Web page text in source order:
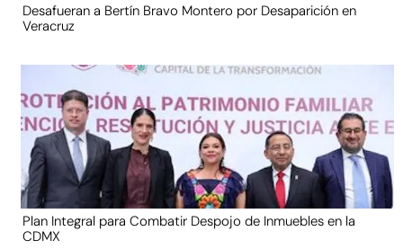
Desafueran a Bertín Bravo Montero por Desaparición en
Veracruz
Plan Integral para Combatir Despojo de Inmuebles en la
CDMX